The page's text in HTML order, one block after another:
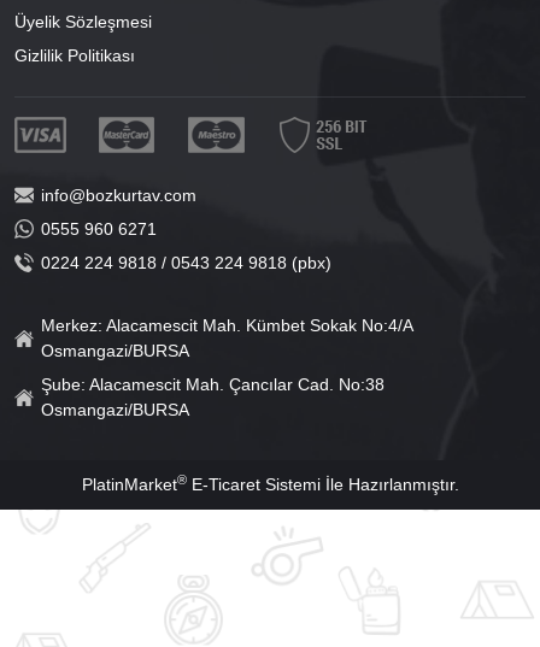
Üyelik Sözleşmesi
Gizlilik Politikası
info@bozkurtav.com
0555 960 6271
0224 224 9818 / 0543 224 9818 (pbx)
Merkez: Alacamescit Mah. Kümbet Sokak No:4/A
Osmangazi/BURSA
Şube: Alacamescit Mah. Çancılar Cad. No:38
Osmangazi/BURSA
PlatinMarket®E-Ticaret Sistemiİle Hazırlanmıştır.